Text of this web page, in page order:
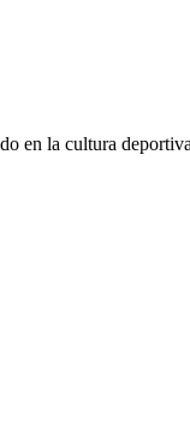
en la cultura